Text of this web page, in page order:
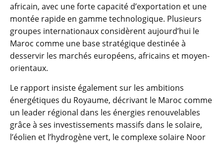
africain, avec une forte capacité d’exportation et une
montée rapide en gamme technologique. Plusieurs
groupes internationaux considèrent aujourd’hui le
Maroc comme une base stratégique destinée à
desservir les marchés européens, africains et moyen-
orientaux.
Le rapport insiste également sur les ambitions
énergétiques du Royaume, décrivant le Maroc comme
un leader régional dans les énergies renouvelables
grâce à ses investissements massifs dans le solaire,
l’éolien et l’hydrogène vert, le complexe solaire Noor